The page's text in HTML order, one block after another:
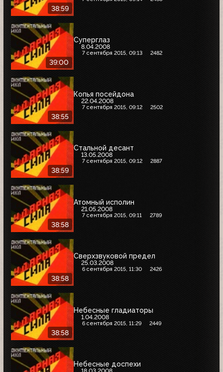
38:59
39:00
Суперглаз
8.04.2008
7 сентября 2015, 09:13 2482
38:55
Копья посейдона
22.04.2008
7 сентября 2015, 09:12 2502
38:59
Стальной десант
13.05.2008
7 сентября 2015, 09:12 2887
38:58
Атомный исполин
21.05.2008
7 сентября 2015, 09:11 2789
38:58
Сверхзвуковой предел
25.03.2008
6 сентября 2015, 11:30 2426
38:58
Небесные гладиаторы
1.04.2008
6 сентября 2015, 11:29 2449
Небесные доспехи